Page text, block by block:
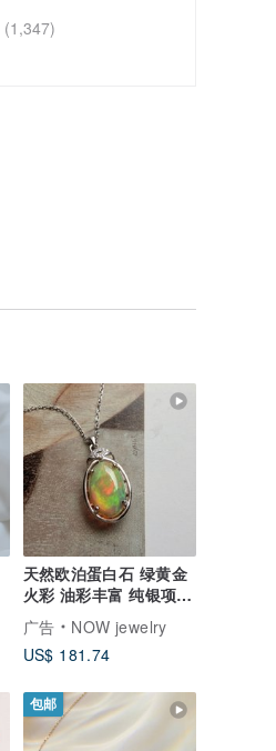
(1,347)
天然欧泊蛋白石 绿黄金
火彩 油彩丰富 纯银项链
收藏级轻珠宝
广告
NOW jewelry
US$ 181.74
包邮